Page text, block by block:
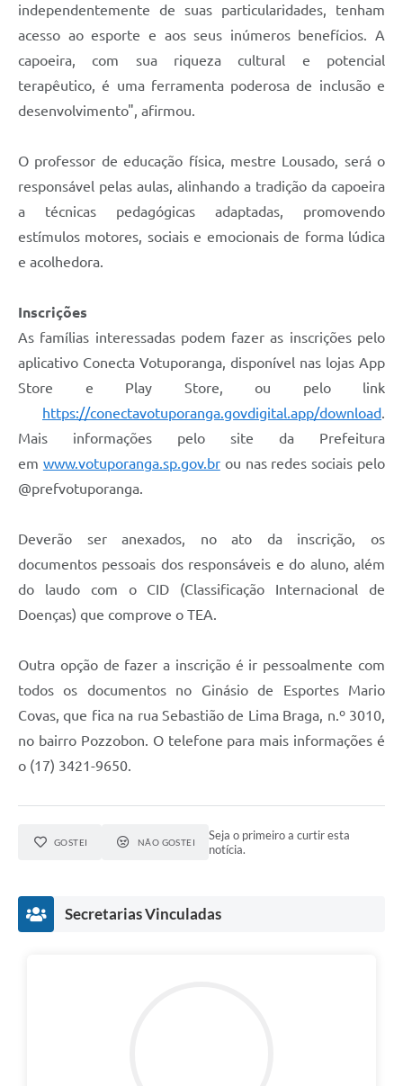
independentemente de suas particularidades, tenham
acesso ao esporte e aos seus inúmeros benefícios. A
capoeira, com sua riqueza cultural e potencial
terapêutico, é uma ferramenta poderosa de inclusão e
desenvolvimento", afirmou.
O professor de educação física, mestre Lousado, será o
responsável pelas aulas, alinhando a tradição da capoeira
a técnicas pedagógicas adaptadas, promovendo
estímulos motores, sociais e emocionais de forma lúdica
e acolhedora.
Inscrições
As famílias interessadas podem fazer as inscrições pelo
aplicativo Conecta Votuporanga, disponível nas lojas App
Store e Play Store, ou pelo link
https://conectavotuporanga.govdigital.app/download.
Mais informações pelo site da Prefeitura
em www.votuporanga.sp.gov.brou nas redes sociais pelo
@prefvotuporanga.
Deverão ser anexados, no ato da inscrição, os
documentos pessoais dos responsáveis e do aluno, além
do laudo com o CID (Classificação Internacional de
Doenças) que comprove o TEA.
Outra opção de fazer a inscrição é ir pessoalmente com
todos os documentos no Ginásio de Esportes Mario
Covas, que fica na rua Sebastião de Lima Braga, n.º 3010,
no bairro Pozzobon. O telefone para mais informações é
o (17) 3421-9650.
GOSTEI NÃO GOSTEI
Seja o primeiro a curtir esta
notícia.
Secretarias Vinculadas